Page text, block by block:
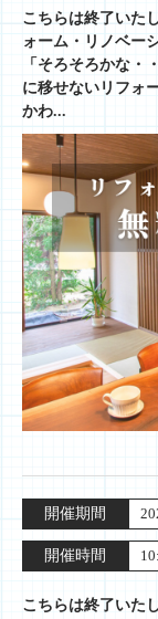
こちらは終了いた
ォーム・リノベー
「そろそろかな・
に移せないリフォ
かわ...
開催期間
開催時間
こちらは終了いた